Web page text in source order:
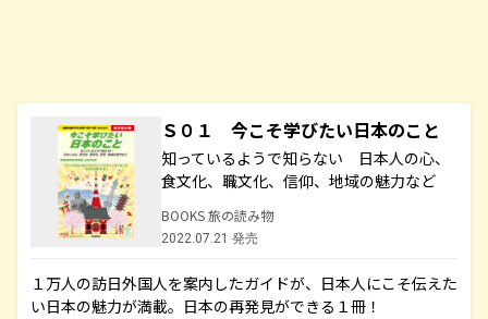
Ｓ０１ 今こそ学びたい日本のこと
知っているようで知らない 日本人の心、
食文化、職文化、信仰、地域の魅力など
BOOKS 旅の読み物
2022.07.21 発売
１万人の訪日外国人を案内したガイドが、日本人にこそ伝えた
い日本の魅力が満載。日本の再発見ができる１冊！